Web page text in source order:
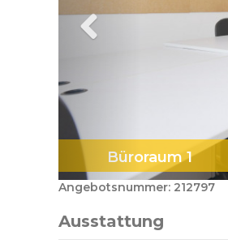
Büroraum 1
Angebotsnummer: 212797
Ausstattung